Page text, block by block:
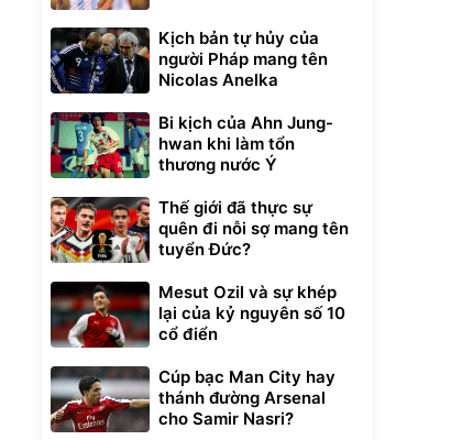
Kịch bản tự hủy của
người Pháp mang tên
Nicolas Anelka
Bi kịch của Ahn Jung-
hwan khi làm tổn
thương nước Ý
Thế giới đã thực sự
quên đi nỗi sợ mang tên
tuyển Đức?
Mesut Ozil và sự khép
lại của kỷ nguyên số 10
cổ điển
Cúp bạc Man City hay
thánh đường Arsenal
cho Samir Nasri?